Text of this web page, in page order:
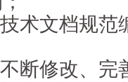
文档规范
修改、完